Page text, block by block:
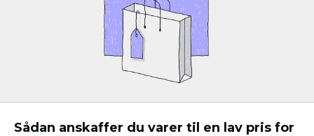
Sådan anskaffer du varer til en lav pris for